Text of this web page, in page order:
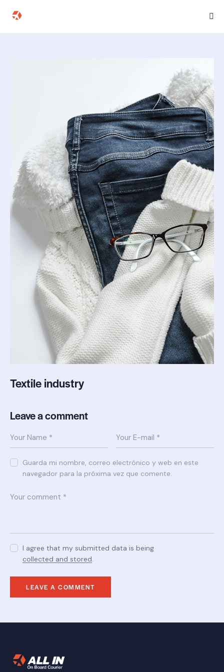
Textile industry
Leave a comment
Guarda mi nombre, correo electrónico y web en este
navegador para la próxima vez que comente.
I agree that my submitted data is being
collected and stored